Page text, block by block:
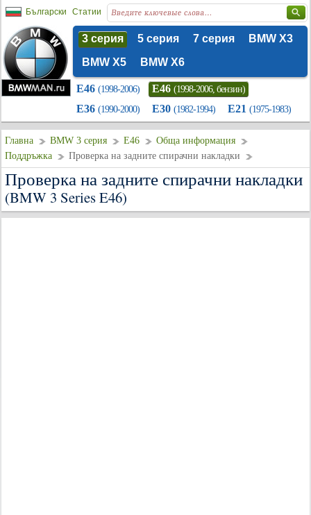
Български Статии
3 серия 5 серия 7 серия
BMW X3
BMW X5
BMW X6
E46 (1998-2006) E46 (1998-2006, бензин)
E36 (1990-2000) E30 (1982-1994) E21 (1975-1983)
Главна BMW 3 серия E46
Обща информация
Поддръжка
Проверка на задните спирачни накладки
Проверка на задните спирачни накладки
(BMW 3 Series E46)